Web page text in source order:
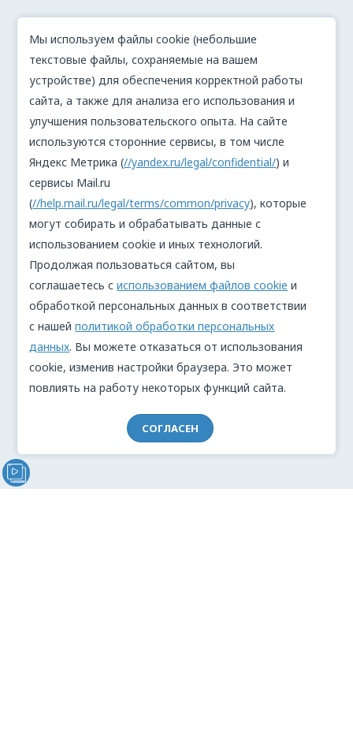
Мы используем файлы cookie (небольшие
текстовые файлы, сохраняемые на вашем
устройстве) для обеспечения корректной работы
сайта, а также для анализа его использования и
улучшения пользовательского опыта. На сайте
используются сторонние сервисы, в том числе
Яндекс Метрика (//yandex.ru/legal/confidential/) и
сервисы Mail.ru
(//help.mail.ru/legal/terms/common/privacy), которые
могут собирать и обрабатывать данные с
использованием cookie и иных технологий.
Продолжая пользоваться сайтом, вы
соглашаетесь сиспользованием файлов cookie и
обработкой персональных данных в соответствии
с нашейполитикой обработки персональных
данных. Вы можете отказаться от использования
cookie, изменив настройки браузера. Это может
повлиять на работу некоторых функций сайта.
СОГЛАСЕН